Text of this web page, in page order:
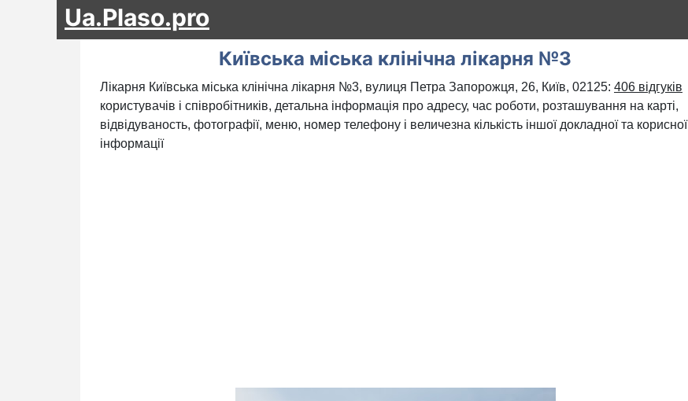
Ua.Plaso.pro
Київська міська клінічна лікарня №3
Лікарня Київська міська клінічна лікарня №3, вулиця Петра Запорожця, 26, Київ, 02125: 406 відгуків
користувачів і співробітників, детальна інформація про адресу, час роботи, розташування на карті,
відвідуваность, фотографії, меню, номер телефону і величезна кількість іншої докладної та корисної
інформації